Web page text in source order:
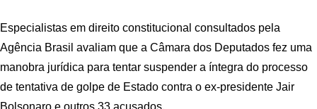
Especialistas em direito constitucional consultados pela
Agência Brasil avaliam que a Câmara dos Deputados fez uma
manobra jurídica para tentar suspender a íntegra do processo
de tentativa de golpe de Estado contra o ex-presidente Jair
Bolsonaro e outros 33 acusados.